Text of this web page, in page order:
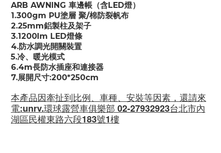
ARB AWNING 車邊帳（含LED燈）
1.300gm PU塗層 聚/棉防裂帆布
2.25mm鋁製柱及架子
3.1200lm LED燈條
4.防水調光開關裝置
5.冷、暖光模式
6.4m長防水插座和連接器
7.展開尺寸:200*250cm
本產品因牽扯到比例、車種、安裝等因素，還請來
電:unrv.環球露營車俱樂部 02-27932923台北市內
湖區民權東路六段183號1樓